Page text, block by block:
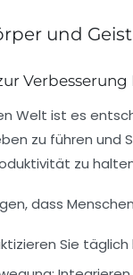
und Geist
Welt ist es
zu führen und
zu
dass
Sie